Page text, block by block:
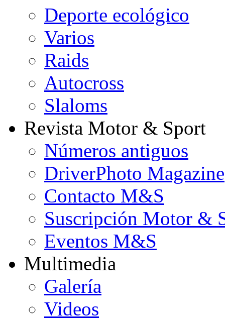
Deporte ecológico
Varios
Raids
Autocross
Slaloms
Revista Motor & Sport
Números antiguos
DriverPhoto Magazine
Contacto M&S
Suscripción Motor &
Eventos M&S
Multimedia
Galería
Videos